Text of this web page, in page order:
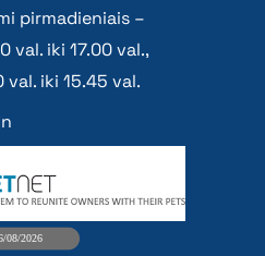
pirmadieniais –
val. iki 17.00 val.,
iki 15.45 val.